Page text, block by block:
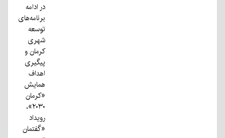
در ادامه
برنامه‌های
توسعه
شهری
کرمان و
پیگیری
اهداف
همایش
«کرمان
۲۰۳۰»،
رویداد
«گفتمان